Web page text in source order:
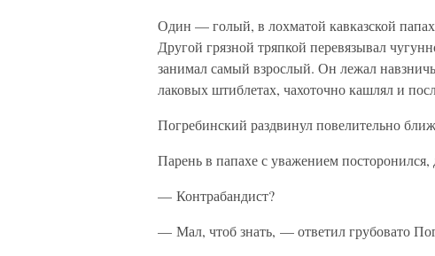
Один — голый, в лохматой кавказской
Другой грязной тряпкой перевязывал
занимал самый взрослый. Он лежал
лаковых штиблетах, чахоточно кашлял и
Погребинский раздвинул повелительно
Парень в папахе с уважением посторонился,
— Контрабандист?
— Мал, чтоб знать, — ответил грубовато